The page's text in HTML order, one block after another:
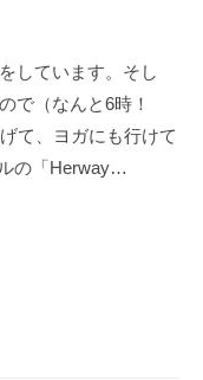
しています。そし
で（なんと6時！
て、ヨガにも行けて
の「Herway…